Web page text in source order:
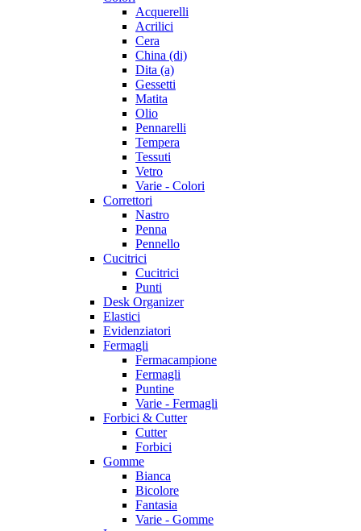
Acquerelli
Acrilici
Cera
China (di)
Dita (a)
Gessetti
Matita
Olio
Pennarelli
Tempera
Tessuti
Vetro
Varie - Colori
Correttori
Nastro
Penna
Pennello
Cucitrici
Cucitrici
Punti
Desk Organizer
Elastici
Evidenziatori
Fermagli
Fermacampione
Fermagli
Puntine
Varie - Fermagli
Forbici & Cutter
Cutter
Forbici
Gomme
Bianca
Bicolore
Fantasia
Varie - Gomme